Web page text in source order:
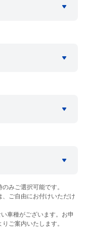
みご選択可能です。
ご自由にお付けいただけ
車種がございます。お申
ご案内いたします。